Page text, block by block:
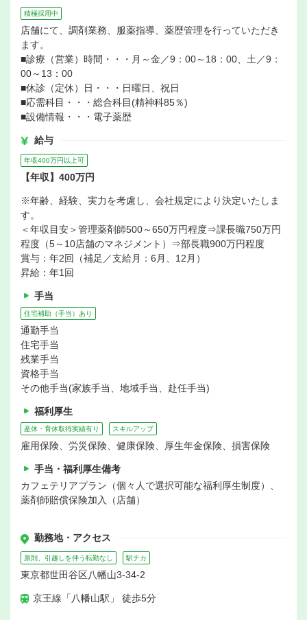
積極採用中
店舗にて、調剤業務、服薬指導、薬歴管理を行っていただき
ます。
■診療（営業）時間・・・月～金／9：00～18：00、土／9：
00～13：00
■休診（定休）日・・・日曜日、祝日
■応需科目・・・総合科目(精神科85％)
■設備情報・・・電子薬歴
給与
年収400万円以上可
【年収】400万円
※年齢、経験、実力を考慮し、会社規定により決定いたしま
す。
＜年収目安＞管理薬剤師500～650万円程度⇒課長職750万円
程度（5～10店舗のマネジメント）⇒部長職900万円程度
賞与：年2回（補足／支給月：6月、12月）
昇給：年1回
手当
住宅補助（手当）あり
通勤手当
住宅手当
残業手当
資格手当
その他手当(家族手当、地域手当、赴任手当)
福利厚生
産休・育休取得実績有り スキルアップ
雇用保険、労災保険、健康保険、厚生年金保険、損害保険
手当・福利厚生備考
カフェテリアプラン（個々人で選択可能な福利厚生制度）、
薬剤師賠償保険加入（店舗）
勤務地・アクセス
原則、引越しを伴う転勤なし 駅チカ
東京都世田谷区八幡山3-34-2
京王線「八幡山駅」 徒歩5分